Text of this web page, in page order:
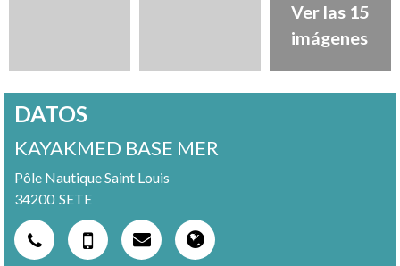
Ver las 15
imágenes
DATOS
KAYAKMED BASE MER
Pôle Nautique Saint Louis
34200 SETE